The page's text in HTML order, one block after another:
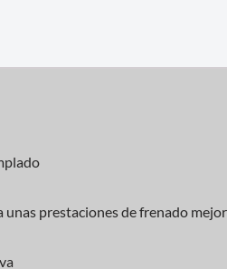
prestaciones de frenado